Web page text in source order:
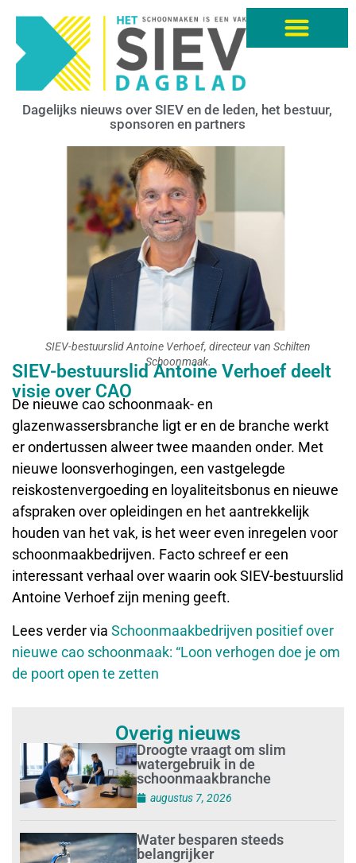
Dagelijks nieuws over SIEV en de leden, het bestuur,
sponsoren en partners
SIEV-bestuurslid Antoine Verhoef, directeur van Schilten
Schoonmaak.
SIEV-bestuurslid Antoine Verhoef deelt
visie over CAO
De nieuwe cao schoonmaak- en
glazenwassersbranche ligt er en de branche werkt
er ondertussen alweer twee maanden onder. Met
nieuwe loonsverhogingen, een vastgelegde
reiskostenvergoeding en loyaliteitsbonus en nieuwe
afspraken over opleidingen en het aantrekkelijk
houden van het vak, is het weer even inregelen voor
schoonmaakbedrijven. Facto schreef er een
interessant verhaal over waarin ook SIEV-bestuurslid
Antoine Verhoef zijn mening geeft.
Lees verder via Schoonmaakbedrijven positief over
nieuwe cao schoonmaak: “Loon verhogen doe je om
de poort open te zetten
Overig nieuws
Droogte vraagt om slim
watergebruik in de
schoonmaakbranche
augustus 7, 2026
Water besparen steeds
belangrijker